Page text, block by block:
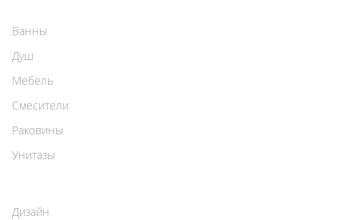
Ванны
Душ
Мебель
Смесители
Раковины
Унитазы
Дизайн